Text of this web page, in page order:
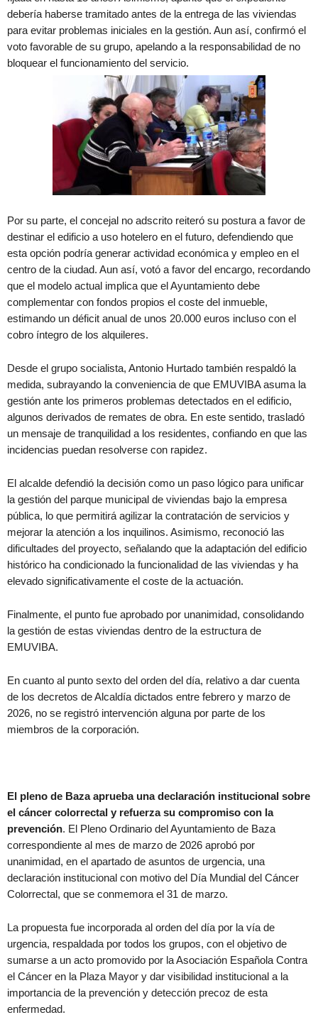
debería haberse tramitado antes de la entrega de las viviendas
para evitar problemas iniciales en la gestión. Aun así, confirmó el
voto favorable de su grupo, apelando a la responsabilidad de no
bloquear el funcionamiento del servicio.
Por su parte, el concejal no adscrito reiteró su postura a favor de
destinar el edificio a uso hotelero en el futuro, defendiendo que
esta opción podría generar actividad económica y empleo en el
centro de la ciudad. Aun así, votó a favor del encargo, recordando
que el modelo actual implica que el Ayuntamiento debe
complementar con fondos propios el coste del inmueble,
estimando un déficit anual de unos 20.000 euros incluso con el
cobro íntegro de los alquileres.
Desde el grupo socialista, Antonio Hurtado también respaldó la
medida, subrayando la conveniencia de que EMUVIBA asuma la
gestión ante los primeros problemas detectados en el edificio,
algunos derivados de remates de obra. En este sentido, trasladó
un mensaje de tranquilidad a los residentes, confiando en que las
incidencias puedan resolverse con rapidez.
El alcalde defendió la decisión como un paso lógico para unificar
la gestión del parque municipal de viviendas bajo la empresa
pública, lo que permitirá agilizar la contratación de servicios y
mejorar la atención a los inquilinos. Asimismo, reconoció las
dificultades del proyecto, señalando que la adaptación del edificio
histórico ha condicionado la funcionalidad de las viviendas y ha
elevado significativamente el coste de la actuación.
Finalmente, el punto fue aprobado por unanimidad, consolidando
la gestión de estas viviendas dentro de la estructura de
EMUVIBA.
En cuanto al punto sexto del orden del día, relativo a dar cuenta
de los decretos de Alcaldía dictados entre febrero y marzo de
2026, no se registró intervención alguna por parte de los
miembros de la corporación.
El pleno de Baza aprueba una declaración institucional sobre
el cáncer colorrectal y refuerza su compromiso con la
prevención. El Pleno Ordinario del Ayuntamiento de Baza
correspondiente al mes de marzo de 2026 aprobó por
unanimidad, en el apartado de asuntos de urgencia, una
declaración institucional con motivo del Día Mundial del Cáncer
Colorrectal, que se conmemora el 31 de marzo.
La propuesta fue incorporada al orden del día por la vía de
urgencia, respaldada por todos los grupos, con el objetivo de
sumarse a un acto promovido por la Asociación Española Contra
el Cáncer en la Plaza Mayor y dar visibilidad institucional a la
importancia de la prevención y detección precoz de esta
enfermedad.